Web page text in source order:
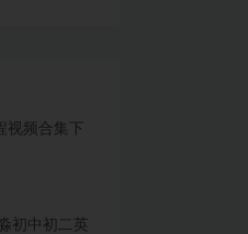
视频合集下
初中初二英